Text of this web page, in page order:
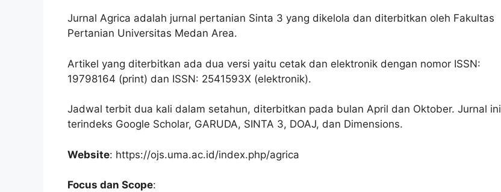
Jurnal Agrica adalah jurnal pertanian Sinta 3 yang dikelola dan diterbitkan oleh Fakultas
Pertanian Universitas Medan Area.
Artikel yang diterbitkan ada dua versi yaitu cetak dan elektronik dengan nomor ISSN:
19798164 (print) dan ISSN: 2541593X (elektronik).
Jadwal terbit dua kali dalam setahun, diterbitkan pada bulan April dan Oktober. Jurnal ini
terindeks Google Scholar, GARUDA, SINTA 3, DOAJ, dan Dimensions.
Website: https://ojs.uma.ac.id/index.php/agrica
Focus dan Scope: